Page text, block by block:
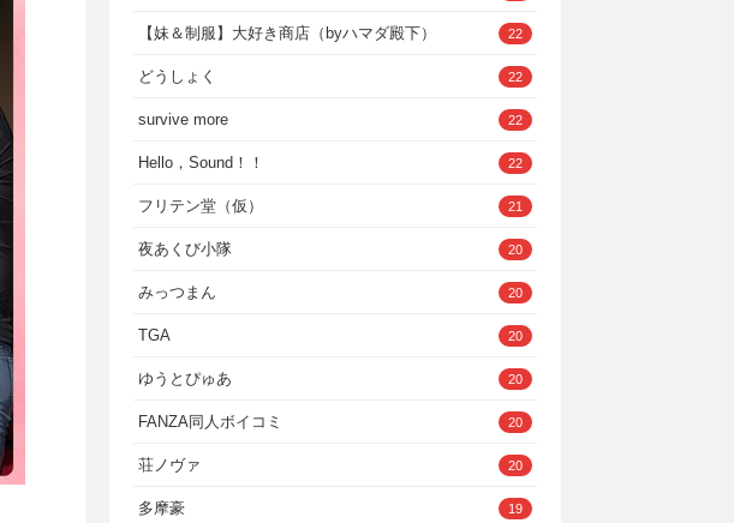
【妹＆制服】大好き商店（byハマダ殿下） 22
どうしょく 22
survive more 22
Hello，Sound！！ 22
フリテン堂（仮） 21
夜あくび小隊 20
みっつまん 20
TGA 20
ゆうとぴゅあ 20
FANZA同人ボイコミ 20
荘ノヴァ 20
多摩豪 19